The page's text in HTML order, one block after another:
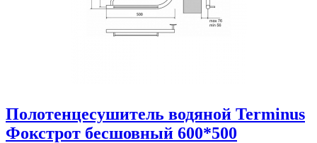
Полотенцесушитель водяной Terminus
Фокстрот бесшовный 600*500